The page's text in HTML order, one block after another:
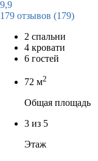
9,9
179 отзывов (179)
2 спальни
4 кровати
6 гостей
72 м2
Общая площадь
3 из 5
Этаж